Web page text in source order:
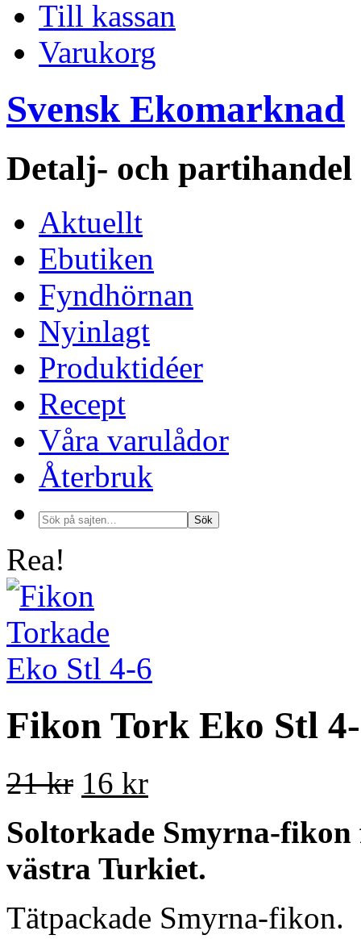
Till kassan
Varukorg
Svensk Ekomarknad
Detalj- och
Aktuellt
Ebutiken
Fyndhörnan
Nyinlagt
Produktidéer
Recept
Våra varulådor
Återbruk
Rea!
Fikon Tork Eko Stl
21 kr 16 kr
Soltorkade Smyrna-
västra Turkiet.
Tätpackade Smyrna-fikon.